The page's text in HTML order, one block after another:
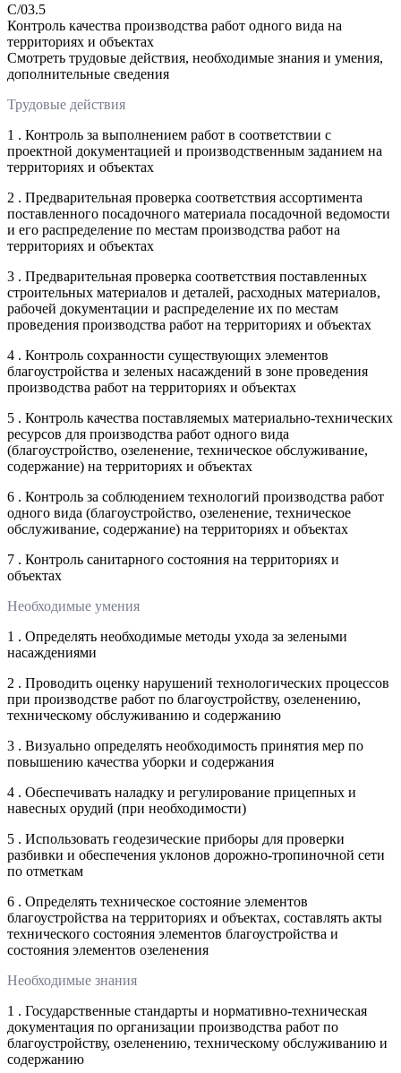
C/03.5
Контроль качества производства работ одного вида на
территориях и объектах
Смотреть трудовые действия, необходимые знания и умения,
дополнительные сведения
Трудовые действия
1 . Контроль за выполнением работ в соответствии с
проектной документацией и производственным заданием на
территориях и объектах
2 . Предварительная проверка соответствия ассортимента
поставленного посадочного материала посадочной ведомости
и его распределение по местам производства работ на
территориях и объектах
3 . Предварительная проверка соответствия поставленных
строительных материалов и деталей, расходных материалов,
рабочей документации и распределение их по местам
проведения производства работ на территориях и объектах
4 . Контроль сохранности существующих элементов
благоустройства и зеленых насаждений в зоне проведения
производства работ на территориях и объектах
5 . Контроль качества поставляемых материально-технических
ресурсов для производства работ одного вида
(благоустройство, озеленение, техническое обслуживание,
содержание) на территориях и объектах
6 . Контроль за соблюдением технологий производства работ
одного вида (благоустройство, озеленение, техническое
обслуживание, содержание) на территориях и объектах
7 . Контроль санитарного состояния на территориях и
объектах
Необходимые умения
1 . Определять необходимые методы ухода за зелеными
насаждениями
2 . Проводить оценку нарушений технологических процессов
при производстве работ по благоустройству, озеленению,
техническому обслуживанию и содержанию
3 . Визуально определять необходимость принятия мер по
повышению качества уборки и содержания
4 . Обеспечивать наладку и регулирование прицепных и
навесных орудий (при необходимости)
5 . Использовать геодезические приборы для проверки
разбивки и обеспечения уклонов дорожно-тропиночной сети
по отметкам
6 . Определять техническое состояние элементов
благоустройства на территориях и объектах, составлять акты
технического состояния элементов благоустройства и
состояния элементов озеленения
Необходимые знания
1 . Государственные стандарты и нормативно-техническая
документация по организации производства работ по
благоустройству, озеленению, техническому обслуживанию и
содержанию